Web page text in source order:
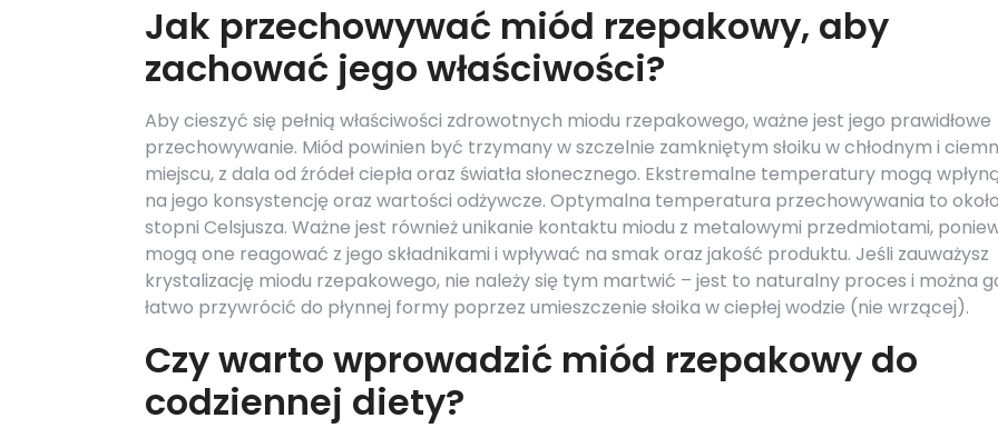
Jak przechowywać miód rzepakowy, aby
zachować jego właściwości?
Aby cieszyć się pełnią właściwości zdrowotnych miodu rzepakowego, ważne jest jego prawidłowe
przechowywanie. Miód powinien być trzymany w szczelnie zamkniętym słoiku w chłodnym i
miejscu, z dala od źródeł ciepła oraz światła słonecznego. Ekstremalne temperatury mogą
na jego konsystencję oraz wartości odżywcze. Optymalna temperatura przechowywania to
stopni Celsjusza. Ważne jest również unikanie kontaktu miodu z metalowymi przedmiotami,
mogą one reagować z jego składnikami i wpływać na smak oraz jakość produktu. Jeśli zauważysz
krystalizację miodu rzepakowego, nie należy się tym martwić – jest to naturalny proces i można
łatwo przywrócić do płynnej formy poprzez umieszczenie słoika w ciepłej wodzie (nie wrzącej).
Czy warto wprowadzić miód rzepakowy do
codziennej diety?